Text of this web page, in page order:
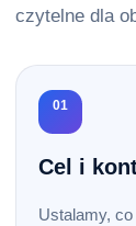
czytelne dla
01
Cel i
Ustalamy,